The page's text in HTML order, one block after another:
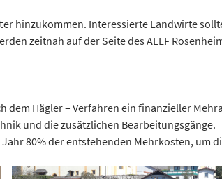
hinzukommen. Interessierte Landwirte
zeitnah auf der Seite des AELF
Hägler – Verfahren ein finanzieller
und die zusätzlichen Bearbeitungsgänge.
80% der entstehenden Mehrkosten, um